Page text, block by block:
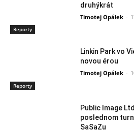
Reporty
druhýkrát
Timotej Opálek -
Reporty
Linkin Park vo
novou érou
Timotej Opálek -
Public Image
poslednom
SaSaZu